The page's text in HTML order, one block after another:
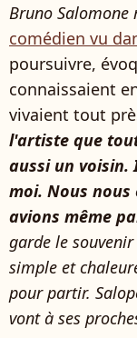
Bruno Salomone
comédien vu
poursuivre,
connaissaient
vivaient tout
l'artiste que
aussi un voisin.
moi. Nous
avions même
garde le
simple et
pour partir.
vont à ses